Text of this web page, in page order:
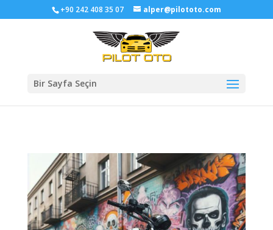
+90 242 408 35 07 alper@pilototo.com
Bir Sayfa Seçin